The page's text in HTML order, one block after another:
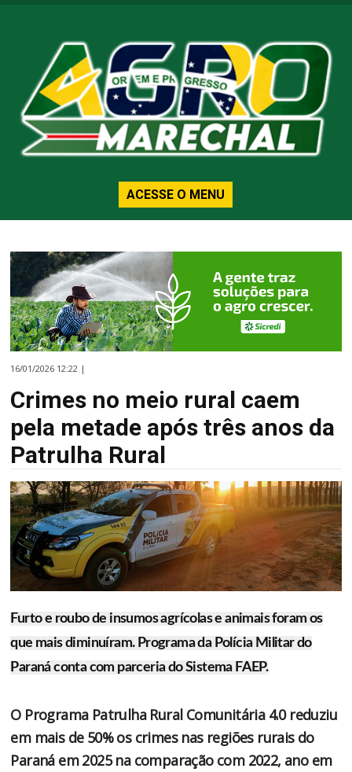
ACESSE O MENU
16/01/2026 12:22 |
Crimes no meio rural caem
pela metade após três anos da
Patrulha Rural
Furto e roubo de insumos agrícolas e animais foram os
que mais diminuíram. Programa da Polícia Militar do
Paraná conta com parceria do Sistema FAEP.
O Programa Patrulha Rural Comunitária 4.0 reduziu
em mais de 50% os crimes nas regiões rurais do
Paraná em 2025 na comparação com 2022, ano em